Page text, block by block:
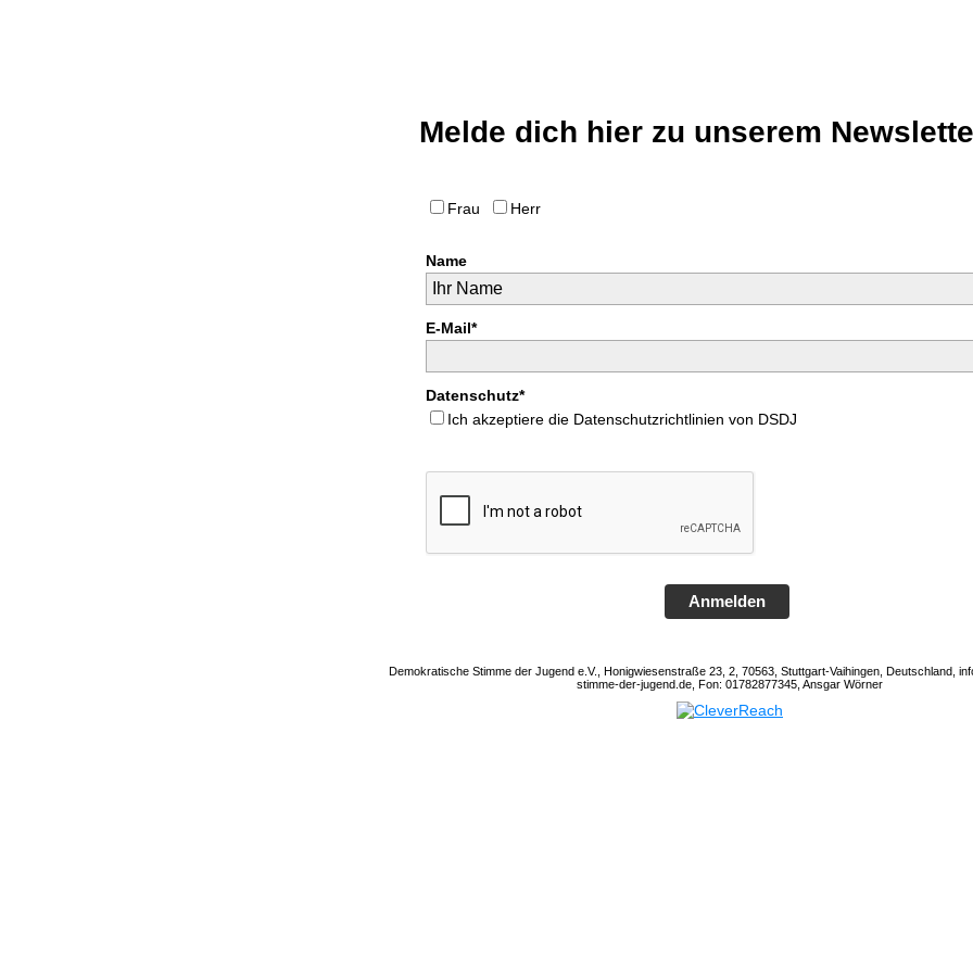
Melde dich hier zu unserem
Frau Herr
Name
E-Mail*
Datenschutz*
Ich akzeptiere die Datenschutzrichtlinien von DSDJ
Anmelden
Demokratische Stimme der Jugend e.V., Honigwiesenstraße 23, 2, 70563, Stuttgart-Vaihingen, Deutschland,
stimme-der-jugend.de, Fon: 01782877345, Ansgar Wörner